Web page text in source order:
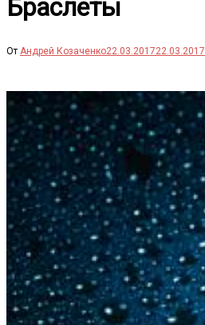
Браслеты
От Андрей Козаченко22.03.201722.03.2017